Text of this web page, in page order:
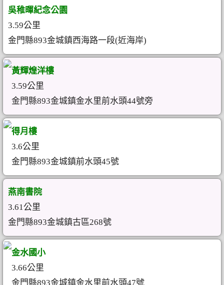
吳稚暉紀念公園
3.59公里
金門縣893金城鎮西海路一段(近海岸)
黃輝煌洋樓
3.59公里
金門縣893金城鎮金水里前水頭44號旁
得月樓
3.6公里
金門縣893金城鎮前水頭45號
燕南書院
3.61公里
金門縣893金城鎮古區268號
金水國小
3.66公里
金門縣893金城鎮金水里前水頭47號